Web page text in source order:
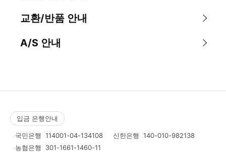
교환/반품 안내
A/S 안내
입금 은행안내
국민은행 114001-04-134108 신한은행 140-010-982138
농협은행 301-1661-1460-11